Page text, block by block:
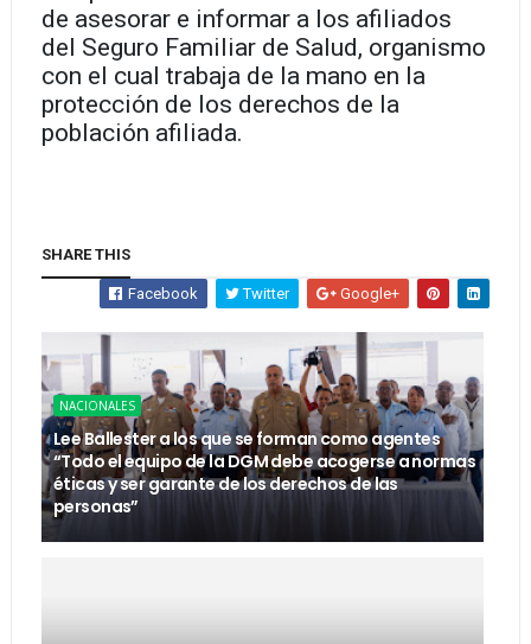
de asesorar e informar a los afiliados
del Seguro Familiar de Salud, organismo
con el cual trabaja de la mano en la
protección de los derechos de la
población afiliada.
SHARE THIS
Facebook Twitter Google+
NACIONALES
Lee Ballester a los que se forman como agentes
“Todo el equipo de la DGM debe acogerse a normas
éticas y ser garante de los derechos de las
personas”